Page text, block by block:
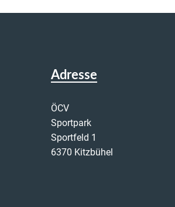
Adresse
ÖCV
Sportpark
Sportfeld 1
6370 Kitzbühel